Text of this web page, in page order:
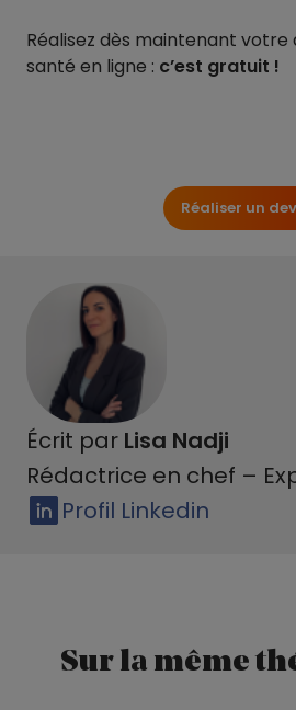
Réalisez dès maintenant votre
santé en ligne : c’est gratuit !
Réaliser un
Écrit par Lisa Nadji
Rédactrice en chef –
Profil Linkedin
Sur la même